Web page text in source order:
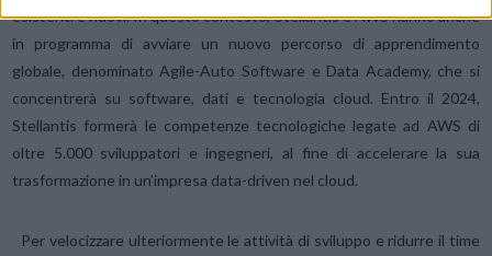
esistenti e nuovi. In questo contesto, Stellantis e AWS hanno anche
in programma di avviare un nuovo percorso di apprendimento
globale, denominato Agile-Auto Software e Data Academy, che si
concentrerà su software, dati e tecnologia cloud. Entro il 2024,
Stellantis formerà le competenze tecnologiche legate ad AWS di
oltre 5.000 sviluppatori e ingegneri, al fine di accelerare la sua
trasformazione in un’impresa data-driven nel cloud.
Per velocizzare ulteriormente le attività di sviluppo e ridurre il time